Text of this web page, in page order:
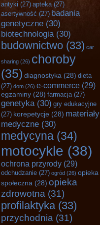
antyki (27) apteka(27)
asertywność (27) badania
genetyczne (30)
biotechnologia(30)
budownictwo (33) car
sharing (26) choroby
(35) diagnostyka (28) dieta
(27) dom (26) e-commerce (29)
egzaminy (28) farmacja(27)
genetyka(30) gry edukacyjne
(27) korepetycje (28) materiały
medyczne (30)
medycyna (34)
motocykle (38)
ochrona przyrody (29)
odchudzanie (27) ogród (26) opieka
społeczna (28) opieka
zdrowotna (31)
profilaktyka(33)
przychodnia (31)